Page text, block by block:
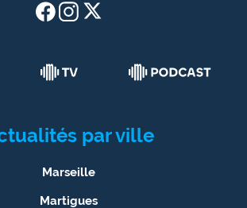
par ville
Marseille
Martigues